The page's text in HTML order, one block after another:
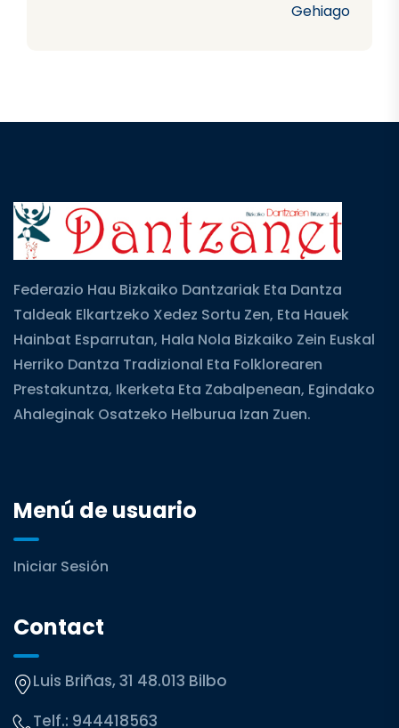
Gehiago
Federazio Hau Bizkaiko Dantzariak Eta Dantza
Taldeak Elkartzeko Xedez Sortu Zen, Eta Hauek
Hainbat Esparrutan, Hala Nola Bizkaiko Zein Euskal
Herriko Dantza Tradizional Eta Folklorearen
Prestakuntza, Ikerketa Eta Zabalpenean, Egindako
Ahaleginak Osatzeko Helburua Izan Zuen.
Menú de usuario
Iniciar Sesión
Contact
Luis Briñas, 31 48.013 Bilbo
Telf.: 944418563